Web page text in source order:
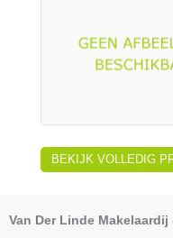
BEKIJK VOLLEDIG
Van Der Linde Makelaardij